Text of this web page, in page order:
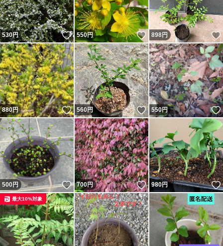
530円 いいね！
550円 いいね！
898円
880円 いいね！
560円 いいね！
550円
500円 いいね！
700円 いいね！
980円
最大10%対象